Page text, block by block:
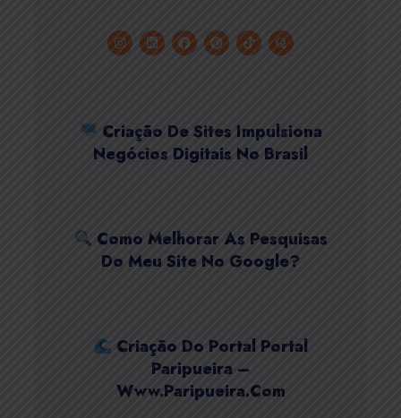
Criação De Sites Impulsiona
Negócios Digitais No Brasil
Como Melhorar As Pesquisas
Do Meu Site No Google?
Criação Do Portal Portal
Paripueira –
Www.paripueira.com